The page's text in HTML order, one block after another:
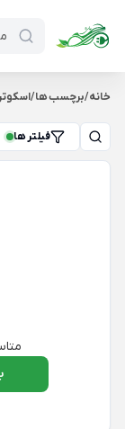
خانه/برچسب ها/اسکوتر
فیلتر ها